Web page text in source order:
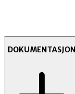
DOKUMENTASJON